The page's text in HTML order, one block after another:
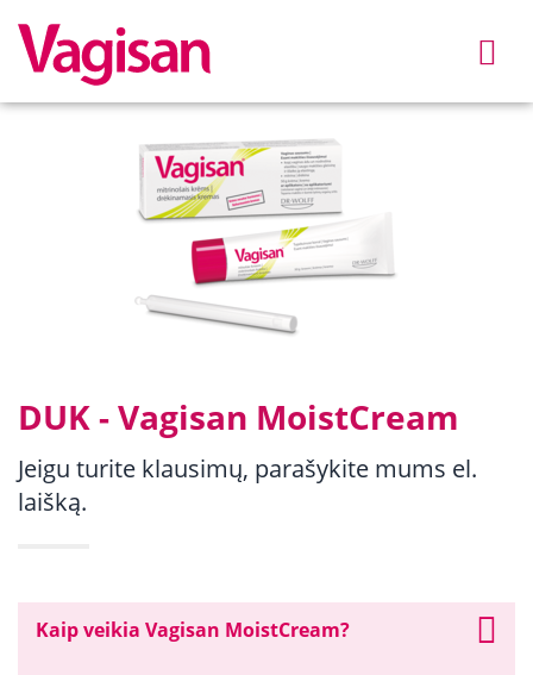
DUK - Vagisan MoistCream
Jeigu turite klausimų, parašykite mums el.
laišką.
Kaip veikia Vagisan MoistCream?